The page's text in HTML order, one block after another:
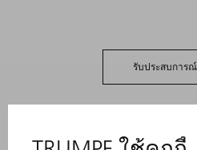
รับประสบการ